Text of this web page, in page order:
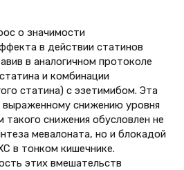
о значимости
в действии статинов
в аналогичном протоколе
и комбинации
статина) с эзетимибом. Эта
выраженному снижению уровня
снижения обусловлен не
мевалоната, но и блокадой
в тонком кишечнике.
этих вмешательств